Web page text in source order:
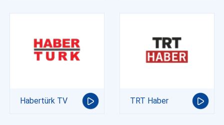
Habertürk TV TRT Haber